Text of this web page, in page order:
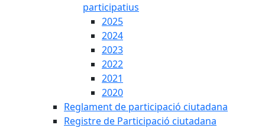
participatius
2025
2024
2023
2022
2021
2020
Reglament de participació ciutadana
Registre de Participació ciutadana